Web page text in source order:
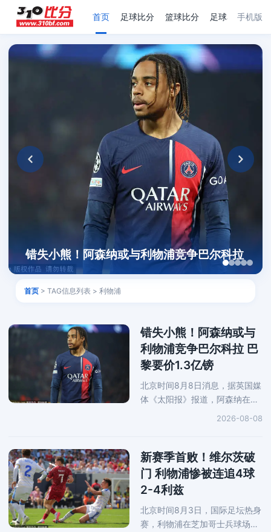
首页 足球比分 篮球比分 足球赛程 足
手机版
错失小熊！阿森纳或与利物浦竞争巴尔科拉
首页 > TAG信息列表 > 利物浦
错失小熊！阿森纳或与
利物浦竞争巴尔科拉 巴
黎要价1.3亿镑
北京时间8月8日消息，据英国媒
体《太阳报》报道，阿森纳在错
失维尼修斯后，可能会截胡利物
终这位巴西前锋选择与皇马续约
2026-08-08
新赛季首败！维尔茨破
门 利物浦惨被连追4球
2-4利兹
北京时间8月3日，国际足坛热身
赛，利物浦在芝加哥士兵球场对